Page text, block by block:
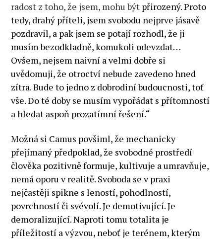
radost z toho, že jsem, mohu být přirozený. Proto
tedy, drahý příteli, jsem svobodu nejprve jásavě
pozdravil, a pak jsem se potají rozhodl, že ji
musím bezodkladně, komukoli odevzdat…
Ovšem, nejsem naivní a velmi dobře si
uvědomuji, že otroctví nebude zavedeno hned
zítra. Bude to jedno z dobrodiní budoucnosti, toť
vše. Do té doby se musím vypořádat s přítomností
a hledat aspoň prozatímní řešení.“
Možná si Camus povšiml, že mechanicky
přejímaný předpoklad, že svobodné prostředí
člověka pozitivně formuje, kultivuje a umravňuje,
nemá oporu v realitě. Svoboda se v praxi
nejčastěji spikne s leností, pohodlností,
povrchností či svévolí. Je demotivující. Je
demoralizující. Naproti tomu totalita je
příležitostí a výzvou, neboť je terénem, kterým